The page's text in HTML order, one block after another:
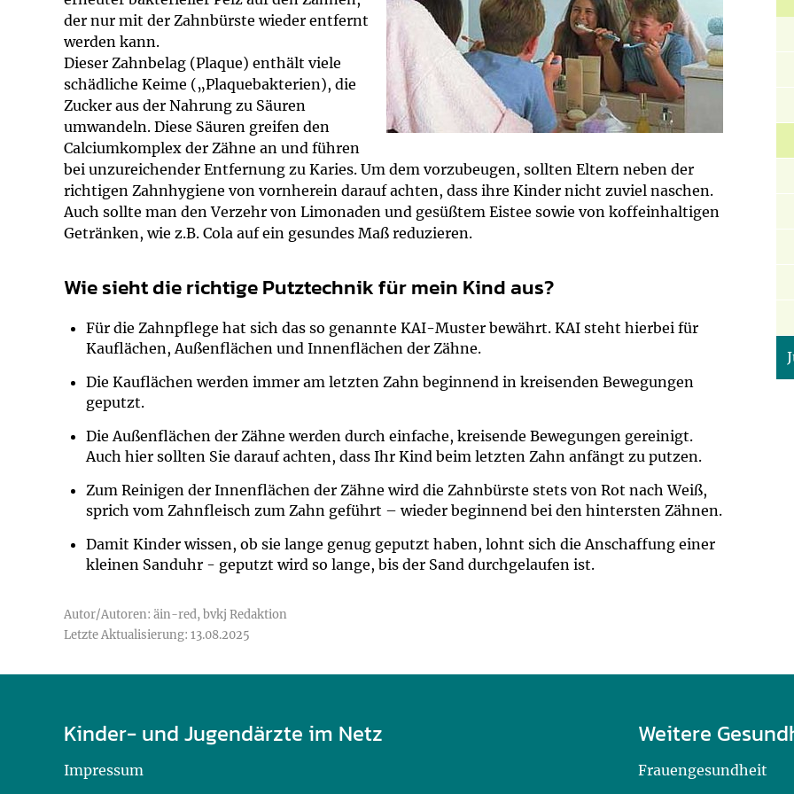
Impfsicherheit
Häufige Fragen
Recht auf Impfung
Vorsorge- und Impferinnerung
Notdienste
Empfehlungen zum Bildschirmmediengebrauch
Hörlexikon
Material zu den Vorsorgen
Entwicklungskalender
Broschüren und Informationsflyer
der nur mit der Zahnbürste wieder entfernt
werden kann.
Dieser Zahnbelag (Plaque) enthält viele
schädliche Keime („Plaquebakterien), die
Zucker aus der Nahrung zu Säuren
umwandeln. Diese Säuren greifen den
Calciumkomplex der Zähne an und führen
bei unzureichender Entfernung zu Karies. Um dem vorzubeugen, sollten Eltern neben der
richtigen Zahnhygiene von vornherein darauf achten, dass ihre Kinder nicht zuviel naschen.
Auch sollte man den Verzehr von Limonaden und gesüßtem Eistee sowie von koffeinhaltigen
Getränken, wie z.B. Cola auf ein gesundes Maß reduzieren.
Wie sieht die richtige Putztechnik für mein Kind aus?
Für die Zahnpflege hat sich das so genannte KAI-Muster bewährt. KAI steht hierbei für
Kauflächen, Außenflächen und Innenflächen der Zähne.
Die Kauflächen werden immer am letzten Zahn beginnend in kreisenden Bewegungen
geputzt.
Die Außenflächen der Zähne werden durch einfache, kreisende Bewegungen gereinigt.
Auch hier sollten Sie darauf achten, dass Ihr Kind beim letzten Zahn anfängt zu putzen.
Zum Reinigen der Innenflächen der Zähne wird die Zahnbürste stets von Rot nach Weiß,
sprich vom Zahnfleisch zum Zahn geführt – wieder beginnend bei den hintersten Zähnen.
Damit Kinder wissen, ob sie lange genug geputzt haben, lohnt sich die Anschaffung einer
kleinen Sanduhr - geputzt wird so lange, bis der Sand durchgelaufen ist.
Autor/Autoren: äin-red, bvkj Redaktion
Letzte Aktualisierung: 13.08.2025
Kinder- und Jugendärzte im Netz
Impressum
Weitere
Frauengesundheit